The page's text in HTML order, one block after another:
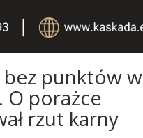
punktów w
O porażce
rzut karny